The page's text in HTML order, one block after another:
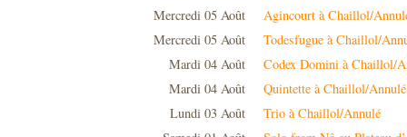
Mercredi 05 Août
Agincourt à Chaillol/
Mercredi 05 Août
Todesfugue à Chaillol/
Mardi 04 Août
Codex Domini à Chaillol/
Mardi 04 Août
Quintette à Chaillol/Annulé
Lundi 03 Août
Trio à Chaillol/Annulé